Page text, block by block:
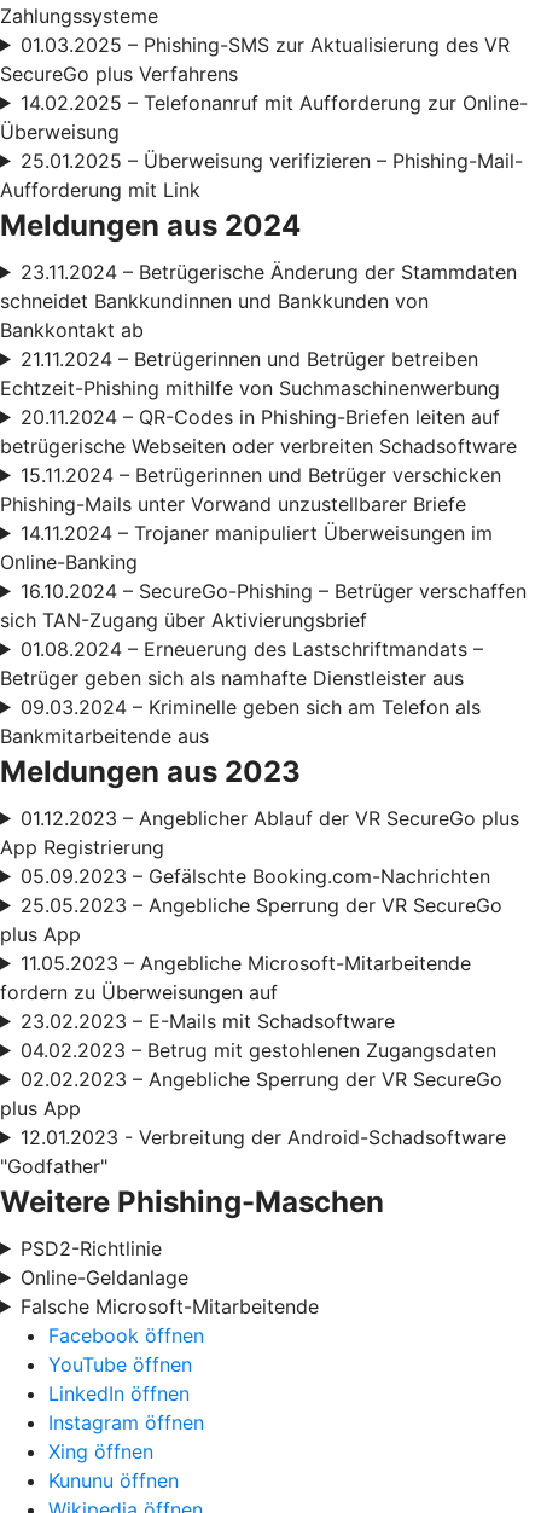
Zahlungssysteme
01.03.2025 – Phishing-SMS zur Aktualisierung des VR
SecureGo plus Verfahrens
14.02.2025 – Telefonanruf mit Aufforderung zur Online-
Überweisung
25.01.2025 – Überweisung verifizieren – Phishing-Mail-
Aufforderung mit Link
Meldungen aus 2024
23.11.2024 – Betrügerische Änderung der Stammdaten
schneidet Bankkundinnen und Bankkunden von
Bankkontakt ab
21.11.2024 – Betrügerinnen und Betrüger betreiben
Echtzeit-Phishing mithilfe von Suchmaschinenwerbung
20.11.2024 – QR-Codes in Phishing-Briefen leiten auf
betrügerische Webseiten oder verbreiten Schadsoftware
15.11.2024 – Betrügerinnen und Betrüger verschicken
Phishing-Mails unter Vorwand unzustellbarer Briefe
14.11.2024 – Trojaner manipuliert Überweisungen im
Online-Banking
16.10.2024 – SecureGo-Phishing – Betrüger verschaffen
sich TAN-Zugang über Aktivierungsbrief
01.08.2024 – Erneuerung des Lastschriftmandats –
Betrüger geben sich als namhafte Dienstleister aus
09.03.2024 – Kriminelle geben sich am Telefon als
Bankmitarbeitende aus
Meldungen aus 2023
01.12.2023 – Angeblicher Ablauf der VR SecureGo plus
App Registrierung
05.09.2023 – Gefälschte Booking.com-Nachrichten
25.05.2023 – Angebliche Sperrung der VR SecureGo
plus App
11.05.2023 – Angebliche Microsoft-Mitarbeitende
fordern zu Überweisungen auf
23.02.2023 – E-Mails mit Schadsoftware
04.02.2023 – Betrug mit gestohlenen Zugangsdaten
02.02.2023 – Angebliche Sperrung der VR SecureGo
plus App
12.01.2023 - Verbreitung der Android-Schadsoftware
"Godfather"
Weitere Phishing-Maschen
PSD2-Richtlinie
Online-Geldanlage
Falsche Microsoft-Mitarbeitende
Facebook öffnen
YouTube öffnen
LinkedIn öffnen
Instagram öffnen
Xing öffnen
Kununu öffnen